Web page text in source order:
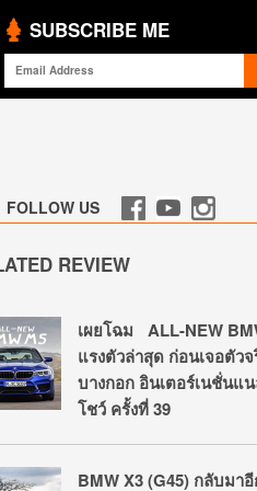
SUBSCRIBE ME
FOLLOW US
REVIEW
เผยโฉม ALL-NEW
แรงตัวล่าสุด ก่อนเจอตัวจ
บางกอก อินเตอร์เนชั่นแ
โชว์ ครั้งที่ 39
BMW X3 (G45) กลับมา